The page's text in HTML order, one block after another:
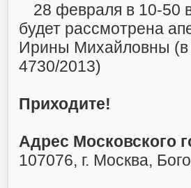
28 февраля в 10-50
будет рассмотрена
Ирины Михайловны (в
4730/2013)
Приходите!
Адрес Московского
107076, г. Москва,